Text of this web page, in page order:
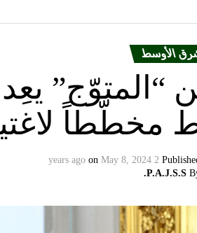
الأوسط
“المتوّج”
مخطّطاً
2 years ago
on May 8, 2024
P.A.J.S.S.